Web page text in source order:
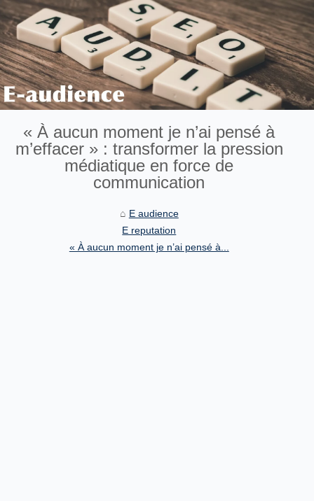
« À aucun moment je n’ai pensé à
m’effacer » : transformer la pression
médiatique en force de
communication
E audience
E reputation
« À aucun moment je n’ai pensé à...